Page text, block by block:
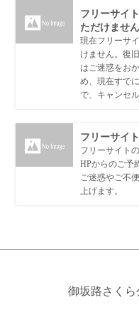
フリーサイ
ただけません
現在フリーサ
けません。復
はご迷惑をお
め、現在すで
で、キャンセ
フリーサイ
フリーサイト
HPからのご予
ご迷惑やご不
上げます。
御坂路さく